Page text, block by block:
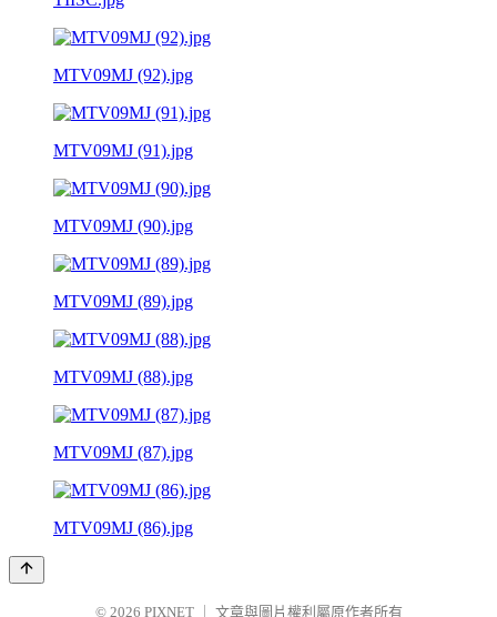
MTV09MJ (92).jpg
MTV09MJ (91).jpg
MTV09MJ (90).jpg
MTV09MJ (89).jpg
MTV09MJ (88).jpg
MTV09MJ (87).jpg
MTV09MJ (86).jpg
© 2026 PIXNET 文章與圖片權利屬原作者所有